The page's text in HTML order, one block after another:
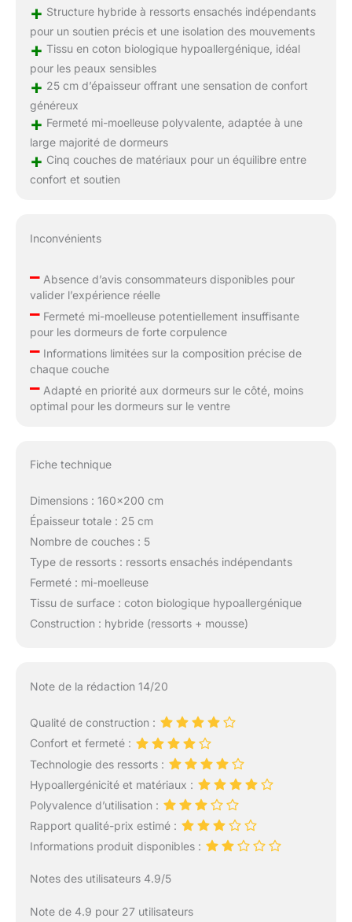
+ Structure hybride à ressorts ensachés indépendants
pour un soutien précis et une isolation des mouvements
+ Tissu en coton biologique hypoallergénique, idéal
pour les peaux sensibles
+ 25 cm d’épaisseur offrant une sensation de confort
généreux
+ Fermeté mi-moelleuse polyvalente, adaptée à une
large majorité de dormeurs
+ Cinq couches de matériaux pour un équilibre entre
confort et soutien
Inconvénients
–Absence d’avis consommateurs disponibles pour
valider l’expérience réelle
–Fermeté mi-moelleuse potentiellement insuffisante
pour les dormeurs de forte corpulence
–Informations limitées sur la composition précise de
chaque couche
–Adapté en priorité aux dormeurs sur le côté, moins
optimal pour les dormeurs sur le ventre
Fiche technique
Dimensions : 160×200 cm
Épaisseur totale : 25 cm
Nombre de couches : 5
Type de ressorts : ressorts ensachés indépendants
Fermeté : mi-moelleuse
Tissu de surface : coton biologique hypoallergénique
Construction : hybride (ressorts + mousse)
Note de la rédaction 14/20
Qualité de construction :
Confort et fermeté :
Technologie des ressorts :
Hypoallergénicité et matériaux :
Polyvalence d’utilisation :
Rapport qualité-prix estimé :
Informations produit disponibles :
Notes des utilisateurs 4.9/5
Note de 4.9 pour 27 utilisateurs